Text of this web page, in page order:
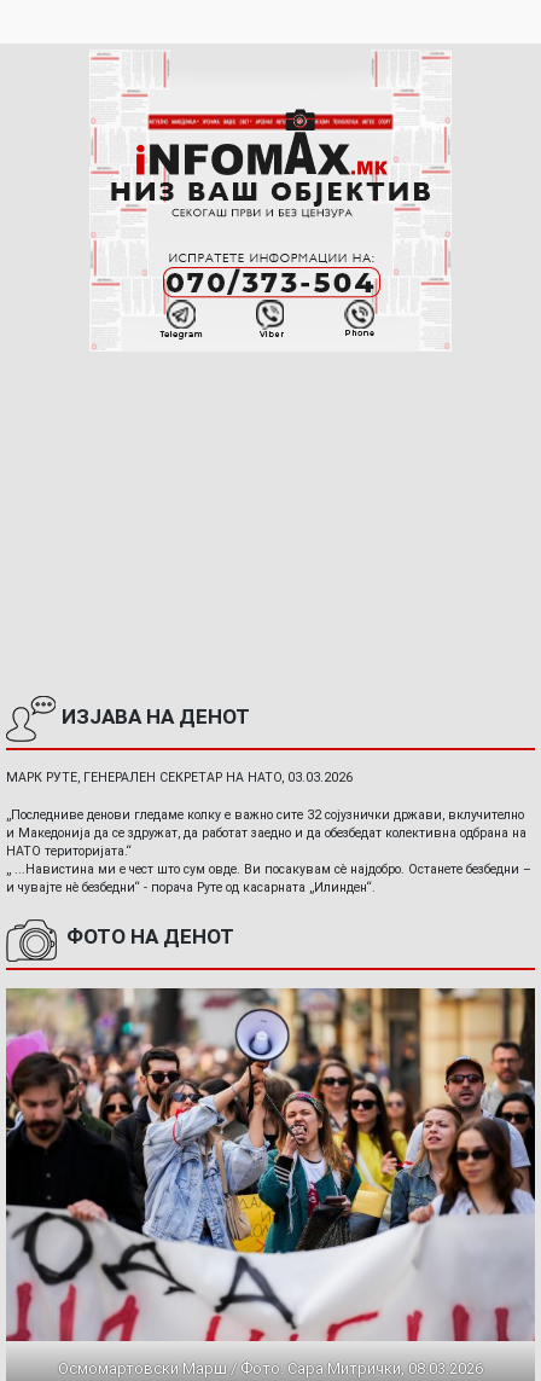
ИЗЈАВА НА ДЕНОТ
МАРК РУТЕ, ГЕНЕРАЛЕН СЕКРЕТАР НА НАТО, 03.03.2026
„Последниве денови гледаме колку е важно сите 32 сојузнички држави, вклучително
и Македонија да се здружат, да работат заедно и да обезбедат колективна одбрана на
НАТО територијата.“
„ ...Навистина ми е чест што сум овде. Ви посакувам сè најдобро. Останете безбедни –
и чувајте нè безбедни“ - порача Руте од касарната „Илинден“.
ФОТО НА ДЕНОТ
Осмомартовски Марш / Фото: Сара Митрички, 08.03.2026